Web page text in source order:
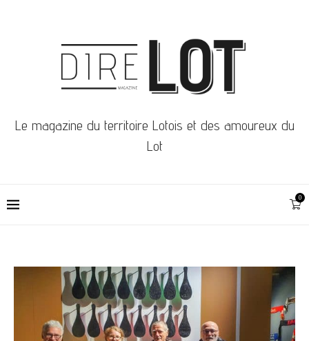
Le magazine du territoire Lotois et des amoureux du
Lot
0